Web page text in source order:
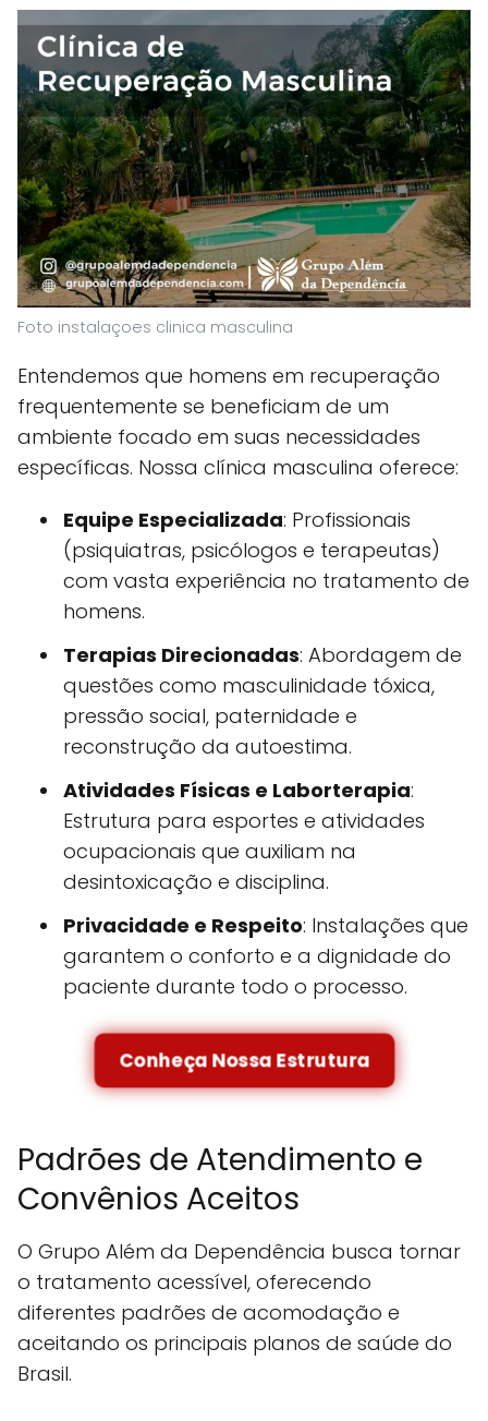
Foto instalaçoes clinica masculina
Entendemos que homens em recuperação
frequentemente se beneficiam de um
ambiente focado em suas necessidades
específicas. Nossa clínica masculina oferece:
Equipe Especializada: Profissionais
(psiquiatras, psicólogos e terapeutas)
com vasta experiência no tratamento de
homens.
Terapias Direcionadas: Abordagem de
questões como masculinidade tóxica,
pressão social, paternidade e
reconstrução da autoestima.
Atividades Físicas e Laborterapia:
Estrutura para esportes e atividades
ocupacionais que auxiliam na
desintoxicação e disciplina.
Privacidade e Respeito: Instalações que
garantem o conforto e a dignidade do
paciente durante todo o processo.
Conheça Nossa Estrutura
Padrões de Atendimento e
Convênios Aceitos
O Grupo Além da Dependência busca tornar
o tratamento acessível, oferecendo
diferentes padrões de acomodação e
aceitando os principais planos de saúde do
Brasil.